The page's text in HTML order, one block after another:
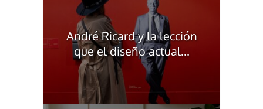
André Ricard y la lección
que el diseño actual...